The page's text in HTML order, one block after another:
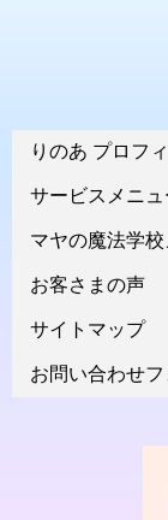
りのあ プロフ
サービスメニュ
マヤの魔法学
お客さまの声
サイトマップ
お問い合わせフ